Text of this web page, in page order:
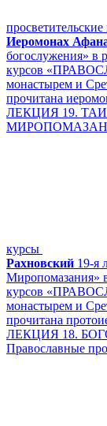
Иеромонах
богослужения» в
курсов
монастырем и
прочитана
ЛЕКЦИЯ 19.
курсы
Рахновский 19-я
Миропомазания»
курсов
монастырем и
прочитана
ЛЕКЦИЯ 18.
Православные